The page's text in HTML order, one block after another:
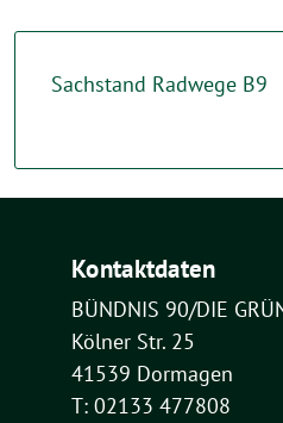
Sachstand Radwege B9
Kontaktdaten
BÜNDNIS 90/DIE
Kölner Str. 25
41539 Dormagen
T: 02133 477808